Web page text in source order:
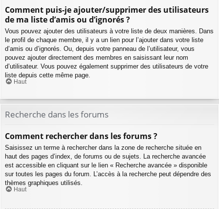
Comment puis-je ajouter/supprimer des utilisateurs
de ma liste d’amis ou d’ignorés ?
Vous pouvez ajouter des utilisateurs à votre liste de deux manières. Dans
le profil de chaque membre, il y a un lien pour l’ajouter dans votre liste
d’amis ou d’ignorés. Ou, depuis votre panneau de l’utilisateur, vous
pouvez ajouter directement des membres en saisissant leur nom
d’utilisateur. Vous pouvez également supprimer des utilisateurs de votre
liste depuis cette même page.
Haut
Recherche dans les forums
Comment rechercher dans les forums ?
Saisissez un terme à rechercher dans la zone de recherche située en
haut des pages d’index, de forums ou de sujets. La recherche avancée
est accessible en cliquant sur le lien « Recherche avancée » disponible
sur toutes les pages du forum. L’accès à la recherche peut dépendre des
thèmes graphiques utilisés.
Haut